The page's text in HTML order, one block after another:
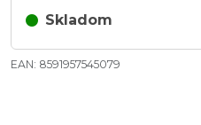
Skladom
EAN: 8591957545079